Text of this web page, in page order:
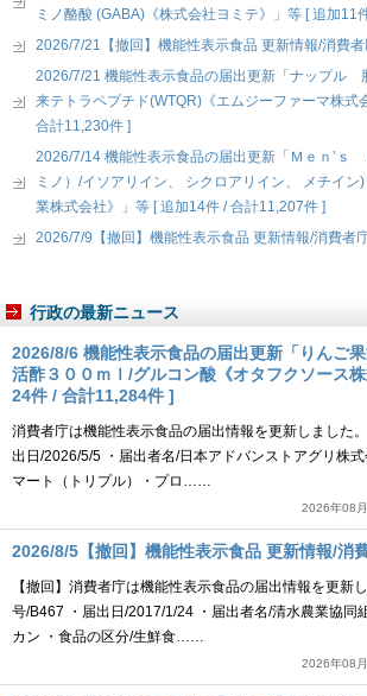
ミノ酪酸 (GABA)《株式会社ヨミテ》」等 [ 追加11
2026/7/21【撤回】機能性表示食品 更新情報/消費者
2026/7/21 機能性表示食品の届出更新「ナップル
来テトラペプチド(WTQR)《エムジーファーマ株式
合計11,230件 ]
2026/7/14 機能性表示食品の届出更新「Ｍｅｎ’ｓ
ミノ）/イソアリイン、 シクロアリイン、 メチイ
業株式会社》」等 [ 追加14件 / 合計11,207件 ]
2026/7/9【撤回】機能性表示食品 更新情報/消費者
行政の最新ニュース
2026/8/6 機能性表示食品の届出更新「りんご
活酢３００ｍｌ/グルコン酸《オタフクソース
24件 / 合計11,284件 ]
消費者庁は機能性表示食品の届出情報を更新しました
出日/2026/5/5 ・届出者名/日本アドバンストアグリ株
マート（トリプル）・プロ……
2026年08
2026/8/5【撤回】機能性表示食品 更新情報/消
【撤回】消費者庁は機能性表示食品の届出情報を更新
号/B467 ・届出日/2017/1/24 ・届出者名/清水農業協同
カン ・食品の区分/生鮮食……
2026年08